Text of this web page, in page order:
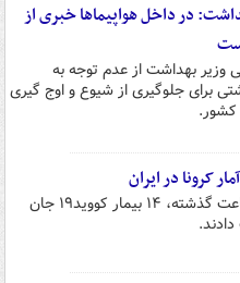
در داخل هواپیماها خبری از
وزیر بهداشت از عدم توجه به
برای جلوگیری از شیوع و اوج گیری
کشور.
کرونا در ایران
در طول ۲۴ ساعت گذشته، ۱۴ بیمار کووید۱۹ جان